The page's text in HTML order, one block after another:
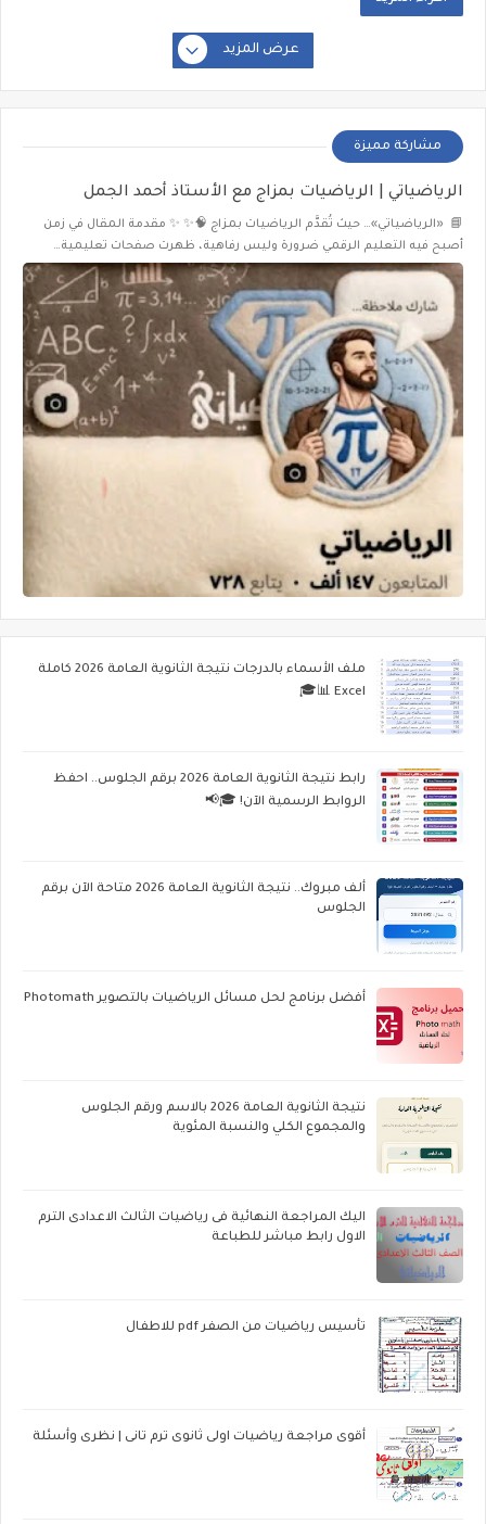
عرض المزيد
مشاركة مميزة
الرياضياتي | الرياضيات بمزاج مع الأستاذ أحمد الجمل
📘 «الرياضياتي»… حيث تُقدَّم الرياضيات بمزاج 🧠✨ ✨ مقدمة المقال في زمن
أصبح فيه التعليم الرقمي ضرورة وليس رفاهية، ظهرت صفحات تعليمية…
ملف الأسماء بالدرجات نتيجة الثانوية العامة 2026 كاملة
Excel 📊🎓
رابط نتيجة الثانوية العامة 2026 برقم الجلوس.. احفظ
الروابط الرسمية الآن! 🎓📢
ألف مبروك.. نتيجة الثانوية العامة 2026 متاحة الآن برقم
الجلوس
أفضل برنامج لحل مسائل الرياضيات بالتصوير Photomath
نتيجة الثانوية العامة 2026 بالاسم ورقم الجلوس
والمجموع الكلي والنسبة المئوية
اليك المراجعة النهائية فى رياضيات الثالث الاعدادى الترم
الاول رابط مباشر للطباعة
تأسيس رياضيات من الصفر pdf للاطفال
أقوى مراجعة رياضيات اولى ثانوى ترم تانى | نظرى وأسئلة